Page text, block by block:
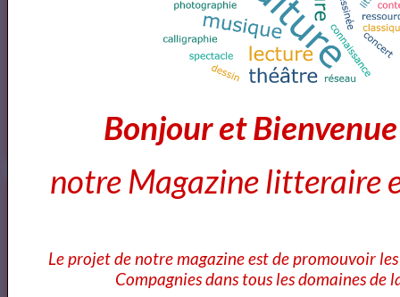
Cours Ateliers Formations
Cours et Ateliers de Cinema
Annuaire et Formation Cinema
Bonjour et
notre Magazine litteraire
Le projet de notre magazine est de promouvoir
Compagnies dans tous les domaines de